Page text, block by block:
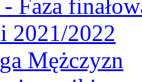
- Faza
2021/2022
Mężczyzn